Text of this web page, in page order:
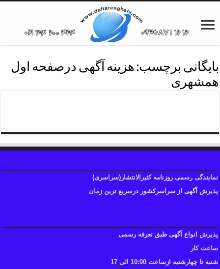
بایگانی برچسب: هزینه آگهی درصفحه اول
همشهری
نمایندگی رسمی روزنامه کثیرالانتشار(سراسری)
پذیرش آگهی از سراسرکشور درسریع ترین زمان
پذیرش انواع آگهی طبق تعرفه رسمی
ساعت کار
شنبه تا چهارشنبه ازساعت 10:00 الی 17